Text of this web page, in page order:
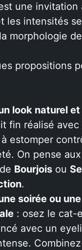
une invitation
les intensités
morphologie
propositions
look naturel
fin réalisé avec
estomper
On pense
Bourjois ou
.
soirée ou
: osez le cat-
avec un